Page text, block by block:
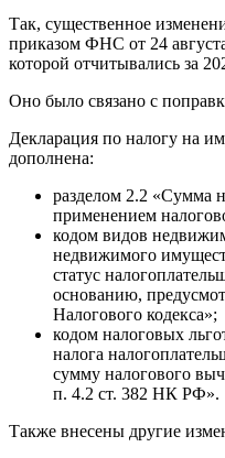
Так, существенное
приказом ФНС от 24
которой отчитывались за
Оно было связано с
Декларация по налогу на
дополнена:
разделом 2.2 «Сумма
применением
кодом видов
недвижимого
статус
основанию,
Налогового кодекса»;
кодом налоговых
налога
сумму налогового
п. 4.2 ст. 382 НК РФ».
Также внесены другие